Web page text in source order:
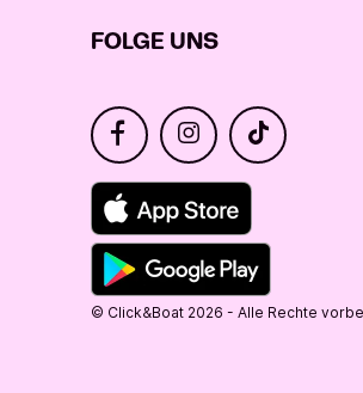
FOLGE UNS
© Click&Boat 2026 - Alle Rechte